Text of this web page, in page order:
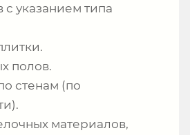
с указанием типа
полов.
стенам (по
материалов,